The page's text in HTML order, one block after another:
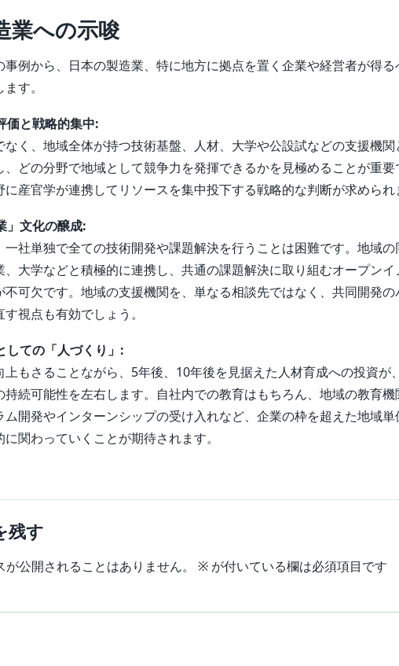
業への示唆
事例から、日本の製造業、特に地方に拠点を置く企業や経営者が得る
す。
価と戦略的集中:
なく、地域全体が持つ技術基盤、人材、大学や公設試などの支援機関
どの分野で地域として競争力を発揮できるかを見極めることが重要
産官学が連携してリソースを集中投下する戦略的な判断が求められ
」文化の醸成:
一社単独で全ての技術開発や課題解決を行うことは困難です。地域の
、大学などと積極的に連携し、共通の課題解決に取り組むオープンイ
不可欠です。地域の支援機関を、単なる相談先ではなく、共同開発の
視点も有効でしょう。
しての「人づくり」:
上もさることながら、5年後、10年後を見据えた人材育成への投資が
持続可能性を左右します。自社内での教育はもちろん、地域の教育機
ム開発やインターンシップの受け入れなど、企業の枠を超えた地域単
関わっていくことが期待されます。
残す
公開されることはありません。 ※ が付いている欄は必須項目です